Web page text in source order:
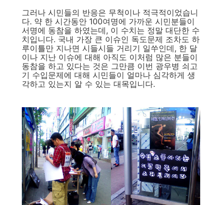
그러나 시민들의 반응은 무척이나 적극적이었습니
다. 약 한 시간동안 100여명에 가까운 시민분들이
서명에 동참을 하였는데, 이 수치는 정말 대단한 수
치입니다. 국내 가장 큰 이슈인 독도문제 조차도 하
루이틀만 지나면 시들시들 거리기 일쑤인데, 한 달
이나 지난 이슈에 대해 아직도 이처럼 많은 분들이
동참을 하고 있다는 것은 그만큼 이번 광우병 쇠고
기 수입문제에 대해 시민들이 얼마나 심각하게 생
각하고 있는지 알 수 있는 대목입니다.